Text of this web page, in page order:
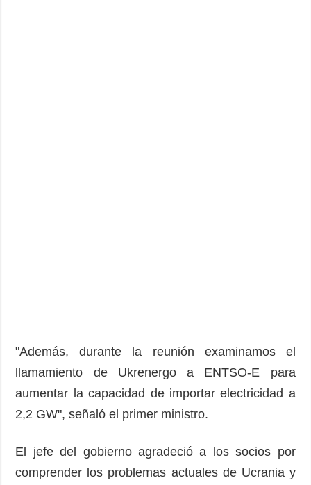
"Además, durante la reunión examinamos el
llamamiento de Ukrenergo a ENTSO-E para
aumentar la capacidad de importar electricidad a
2,2 GW", señaló el primer ministro.
El jefe del gobierno agradeció a los socios por
comprender los problemas actuales de Ucrania y